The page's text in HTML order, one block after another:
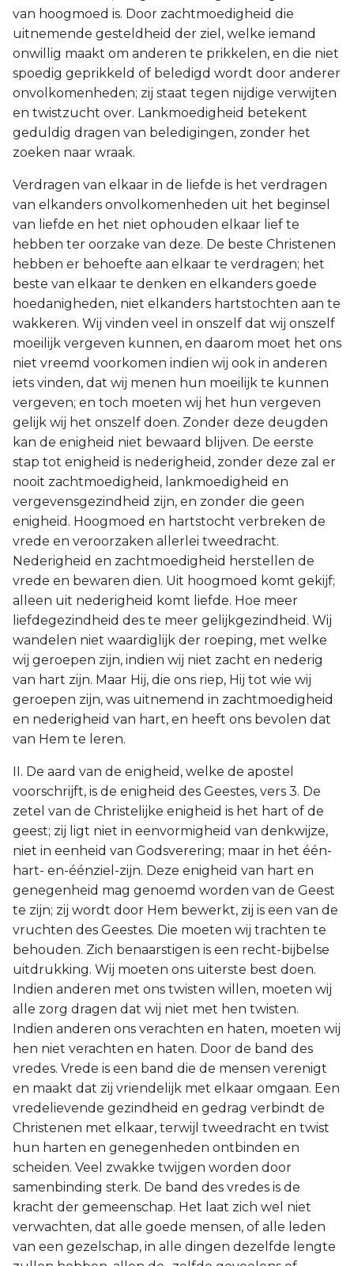
van hoogmoed is. Door zachtmoedigheid die
uitnemende gesteldheid der ziel, welke iemand
onwillig maakt om anderen te prikkelen, en die niet
spoedig geprikkeld of beledigd wordt door anderer
onvolkomenheden; zij staat tegen nijdige verwijten
en twistzucht over. Lankmoedigheid betekent
geduldig dragen van beledigingen, zonder het
zoeken naar wraak.
Verdragen van elkaar in de liefde is het verdragen
van elkanders onvolkomenheden uit het beginsel
van liefde en het niet ophouden elkaar lief te
hebben ter oorzake van deze. De beste Christenen
hebben er behoefte aan elkaar te verdragen; het
beste van elkaar te denken en elkanders goede
hoedanigheden, niet elkanders hartstochten aan te
wakkeren. Wij vinden veel in onszelf dat wij onszelf
moeilijk vergeven kunnen, en daarom moet het ons
niet vreemd voorkomen indien wij ook in anderen
iets vinden, dat wij menen hun moeilijk te kunnen
vergeven; en toch moeten wij het hun vergeven
gelijk wij het onszelf doen. Zonder deze deugden
kan de enigheid niet bewaard blijven. De eerste
stap tot enigheid is nederigheid, zonder deze zal er
nooit zachtmoedigheid, lankmoedigheid en
vergevensgezindheid zijn, en zonder die geen
enigheid. Hoogmoed en hartstocht verbreken de
vrede en veroorzaken allerlei tweedracht.
Nederigheid en zachtmoedigheid herstellen de
vrede en bewaren dien. Uit hoogmoed komt gekijf;
alleen uit nederigheid komt liefde. Hoe meer
liefdegezindheid des te meer gelijkgezindheid. Wij
wandelen niet waardiglijk der roeping, met welke
wij geroepen zijn, indien wij niet zacht en nederig
van hart zijn. Maar Hij, die ons riep, Hij tot wie wij
geroepen zijn, was uitnemend in zachtmoedigheid
en nederigheid van hart, en heeft ons bevolen dat
van Hem te leren.
II. De aard van de enigheid, welke de apostel
voorschrijft, is de enigheid des Geestes, vers 3. De
zetel van de Christelijke enigheid is het hart of de
geest; zij ligt niet in eenvormigheid van denkwijze,
niet in eenheid van Godsverering; maar in het één-
hart- en-éénziel-zijn. Deze enigheid van hart en
genegenheid mag genoemd worden van de Geest
te zijn; zij wordt door Hem bewerkt, zij is een van de
vruchten des Geestes. Die moeten wij trachten te
behouden. Zich benaarstigen is een recht-bijbelse
uitdrukking. Wij moeten ons uiterste best doen.
Indien anderen met ons twisten willen, moeten wij
alle zorg dragen dat wij niet met hen twisten.
Indien anderen ons verachten en haten, moeten wij
hen niet verachten en haten. Door de band des
vredes. Vrede is een band die de mensen verenigt
en maakt dat zij vriendelijk met elkaar omgaan. Een
vredelievende gezindheid en gedrag verbindt de
Christenen met elkaar, terwijl tweedracht en twist
hun harten en genegenheden ontbinden en
scheiden. Veel zwakke twijgen worden door
samenbinding sterk. De band des vredes is de
kracht der gemeenschap. Het laat zich wel niet
verwachten, dat alle goede mensen, of alle leden
van een gezelschap, in alle dingen dezelfde lengte